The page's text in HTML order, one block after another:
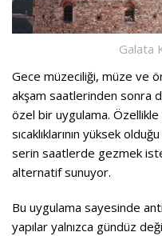
Galata
Gece müzeciliği, müze ve
akşam saatlerinden sonra
özel bir uygulama. Özellikle
sıcaklıklarının yüksek
serin saatlerde gezmek
alternatif sunuyor.
Bu uygulama sayesinde
yapılar yalnızca gündüz